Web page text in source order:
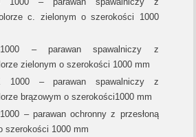
c. zielonym o szerokości 1000
– parawan spawalniczy z
zielonym o szerokości 1000 mm
1000 – parawan spawalniczy z
brązowym o szerokości1000 mm
– parawan ochronny z przesłoną
szerokości 1000 mm